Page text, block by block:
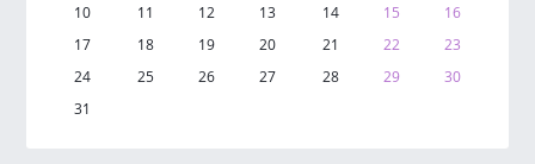
10
11 12 13 14 15
16
17
18 19 20 21 22
23
24
25 26 27 28 29
30
31